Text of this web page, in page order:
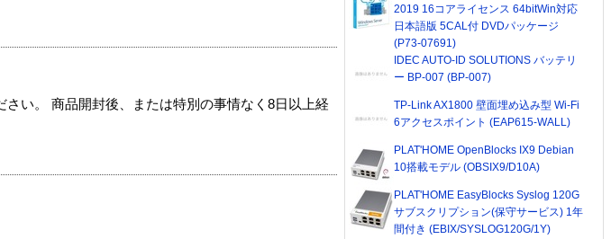
い。 商品開封後、または特別の事情なく8日以上経
2019 16コアライセンス 64bitWin対応
日本語版 5CAL付 DVDパッケージ
(P73-07691)
IDEC AUTO-ID SOLUTIONS バッテリ
ー BP-007 (BP-007)
TP-Link AX1800 壁面埋め込み型 Wi-Fi
6アクセスポイント (EAP615-WALL)
PLAT'HOME OpenBlocks IX9 Debian
10搭載モデル (OBSIX9/D10A)
PLAT'HOME EasyBlocks Syslog 120G
サブスクリプション(保守サービス) 1年
間付き (EBIX/SYSLOG120G/1Y)